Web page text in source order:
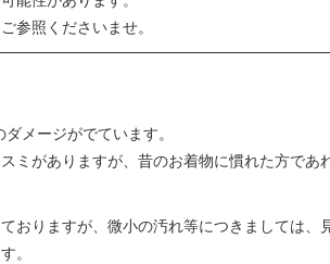
参照くださいませ。
メージがでています。
ミがありますが、昔のお着物に慣れた方であ
おりますが、微小の汚れ等につきましては、
。